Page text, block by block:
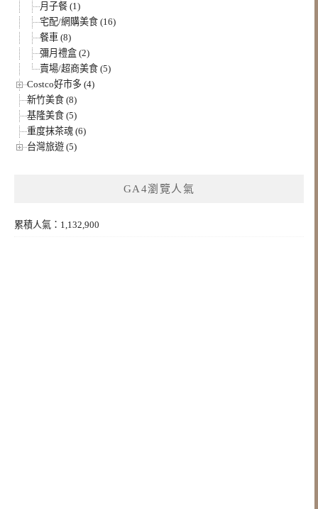
月子餐 (1)
宅配/網購美食 (16)
餐車 (8)
彌月禮盒 (2)
賣場/超商美食 (5)
Costco好市多 (4)
新竹美食 (8)
基隆美食 (5)
重度抹茶魂 (6)
台灣旅遊 (5)
GA4瀏覽人氣
累積人氣：1,132,900